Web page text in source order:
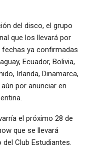
del disco, el grupo
que los llevará por
ya confirmadas
Ecuador, Bolivia,
Irlanda, Dinamarca,
por anunciar en
el próximo 28 de
que se llevará
Club Estudiantes.